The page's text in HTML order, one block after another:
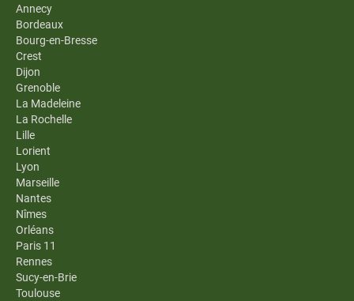
Annecy
Bordeaux
Bourg-en-Bresse
Crest
Dijon
Grenoble
La Madeleine
La Rochelle
Lille
Lorient
Lyon
Marseille
Nantes
Nîmes
Orléans
Paris 11
Rennes
Sucy-en-Brie
Toulouse